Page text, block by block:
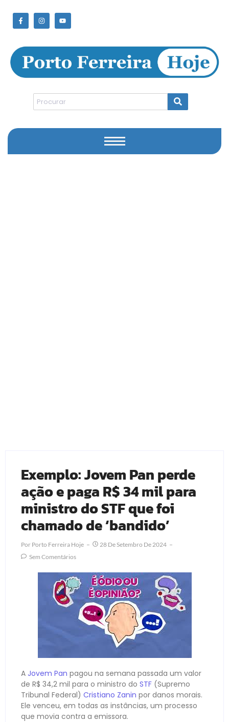
Exemplo: Jovem Pan perde
ação e paga R$ 34 mil para
ministro do STF que foi
chamado de ‘bandido’
Por Porto Ferreira Hoje
28 De Setembro De 2024
Sem Comentários
A Jovem Pan pagou na semana passada um valor
de R$ 34,2 mil para o ministro do STF (Supremo
Tribunal Federal) Cristiano Zanin por danos morais.
Ele venceu, em todas as instâncias, um processo
que movia contra a emissora.